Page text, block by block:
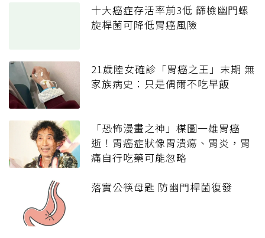
十大癌症存活率前3低 篩檢幽門螺
旋桿菌可降低胃癌風險
21歲陸女確診「胃癌之王」末期 無
家族病史：只是偶爾不吃早飯
「恐怖漫畫之神」楳圖一雄胃癌
逝！胃癌症狀像胃潰瘍、胃炎，胃
痛自行吃藥可能忽略
落實公筷母匙 防幽門桿菌復發